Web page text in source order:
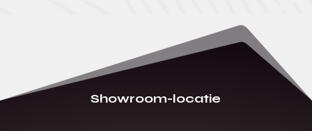
Showroom-locatie